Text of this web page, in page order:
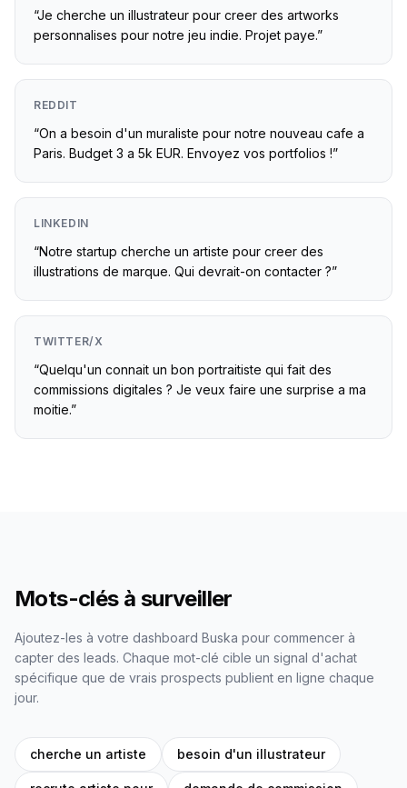
“Je cherche un illustrateur pour creer des artworks
personnalises pour notre jeu indie. Projet paye.”
REDDIT
“On a besoin d'un muraliste pour notre nouveau cafe a
Paris. Budget 3 a 5k EUR. Envoyez vos portfolios !”
LINKEDIN
“Notre startup cherche un artiste pour creer des
illustrations de marque. Qui devrait-on contacter ?”
TWITTER/X
“Quelqu'un connait un bon portraitiste qui fait des
commissions digitales ? Je veux faire une surprise a ma
moitie.”
Mots-clés à surveiller
Ajoutez-les à votre dashboard Buska pour commencer à
capter des leads. Chaque mot-clé cible un signal d'achat
spécifique que de vrais prospects publient en ligne chaque
jour.
cherche un artiste besoin d'un illustrateur